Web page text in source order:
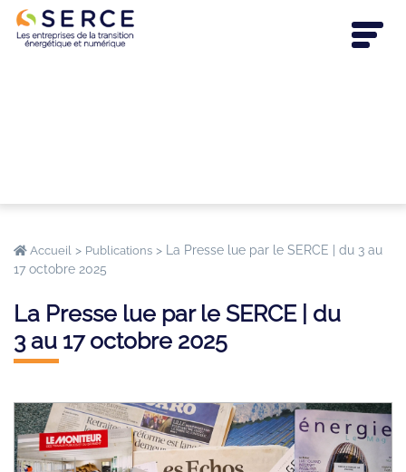
Accueil > Publications > La Presse lue par le SERCE | du 3 au
17 octobre 2025
La Presse lue par le SERCE | du
3 au 17 octobre 2025